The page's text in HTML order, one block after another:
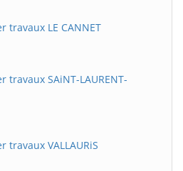
travaux LE CANNET
travaux SAiNT-LAURENT-
travaux VALLAURiS